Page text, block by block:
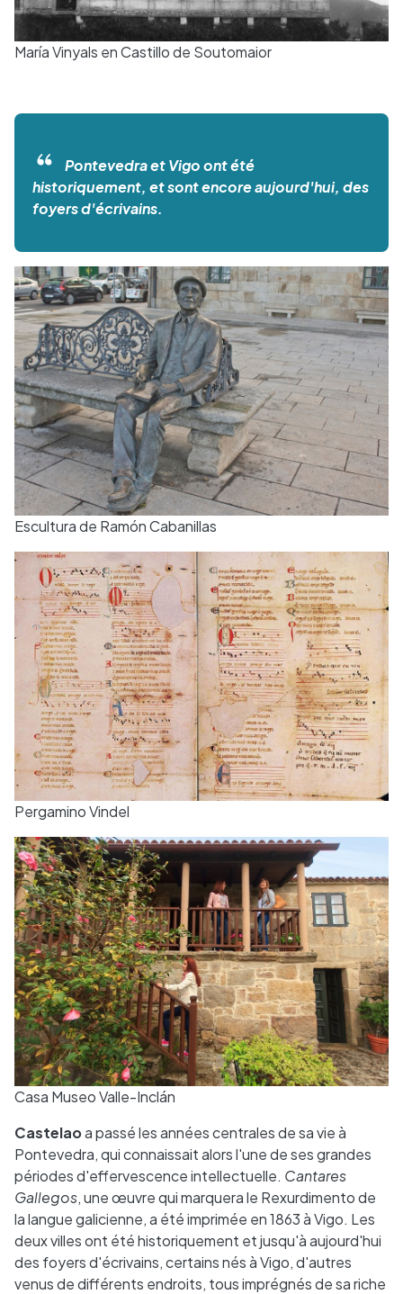
María Vinyals en Castillo de Soutomaior
Pontevedra et Vigo ont été
historiquement, et sont encore aujourd'hui, des
foyers d'écrivains.
Escultura de Ramón Cabanillas
Pergamino Vindel
Casa Museo Valle-Inclán
Castelaoa passé les années centrales de sa vie à
Pontevedra, qui connaissait alors l'une de ses grandes
périodes d'effervescence intellectuelle. Cantares
Gallegos, une œuvre qui marquera le Rexurdimento de
la langue galicienne, a été imprimée en 1863 à Vigo. Les
deux villes ont été historiquement et jusqu'à aujourd'hui
des foyers d'écrivains, certains nés à Vigo, d'autres
venus de différents endroits, tous imprégnés de sa riche